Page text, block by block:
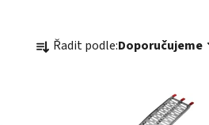
a Řadit podle:Doporučujeme